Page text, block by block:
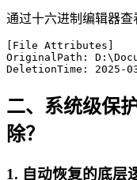
通过十六进制编辑器查
[File Attributes]
OriginalPath:
DeletionTime: 2025-
二、系统级保
除？
1. 自动恢复的底层